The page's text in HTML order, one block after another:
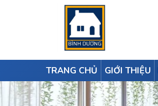
TRANG CHỦ GIỚI THIỆU